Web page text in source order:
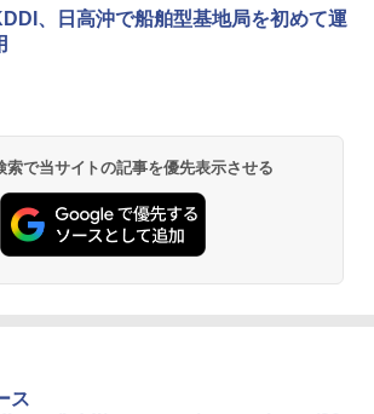
、日高沖で船舶型基地局を初めて運
で当サイトの記事を優先表示させる
ス